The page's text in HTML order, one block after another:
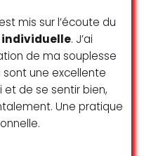
Fabienne COLLETTA
☆ 5/5
peu depuis
cause de douleurs.
le dimanche sur le
suivant. J’ai eu M
mis sur l’écoute du
individuelle. J’ai
de ma souplesse
une excellente
de se sentir bien,
Une pratique